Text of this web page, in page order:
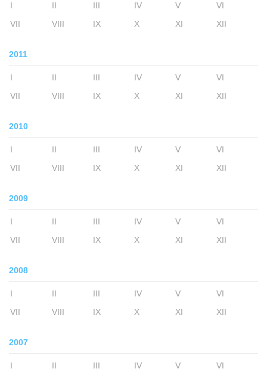
I II III IV V
VI
VII
VIII IX X XI XII
2011
I II III IV V
VI
VII
VIII IX X XI XII
2010
I II III IV V
VI
VII
VIII IX X XI XII
2009
I II III IV V
VI
VII
VIII IX X XI XII
2008
I II III IV V
VI
VII
VIII IX X XI XII
2007
I II III IV V
VI